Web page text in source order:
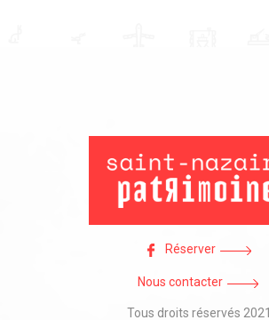
Réserver
Nous contacter
Tous droits réservés 2021